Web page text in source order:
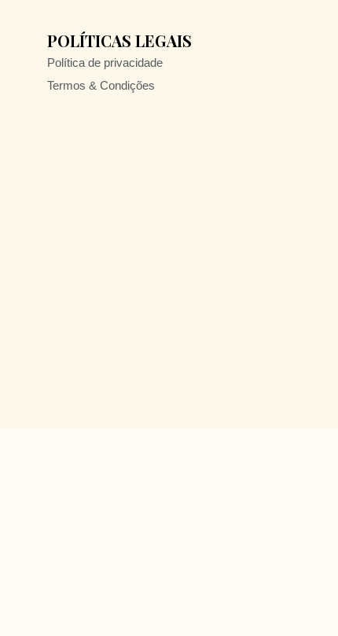
POLÍTICAS LEGAIS
Política de privacidade
Termos & Condições